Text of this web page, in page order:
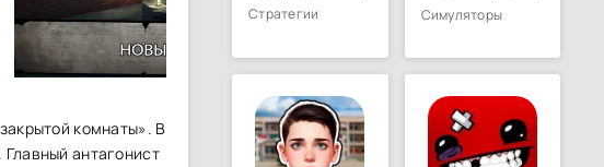
комнаты». В
антагонист
Стратегии Симуляторы